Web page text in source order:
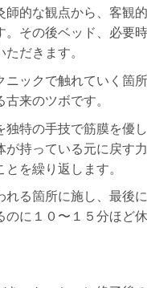
師的な観点から、客観
。その後ベッド、必要
だきます。
ニックで触れていく箇
来のツボです。
独特の手技で筋膜を優
が持っている元に戻す
とを繰り返します。
れる箇所に施し、最後
のに１０〜１５分ほど